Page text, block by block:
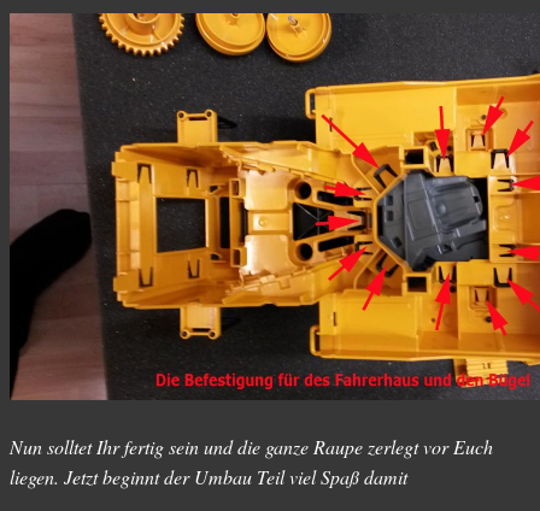
Nun solltet Ihr fertig sein und die ganze Raupe zerlegt vor Euch
liegen. Jetzt beginnt der Umbau Teil viel Spaß damit